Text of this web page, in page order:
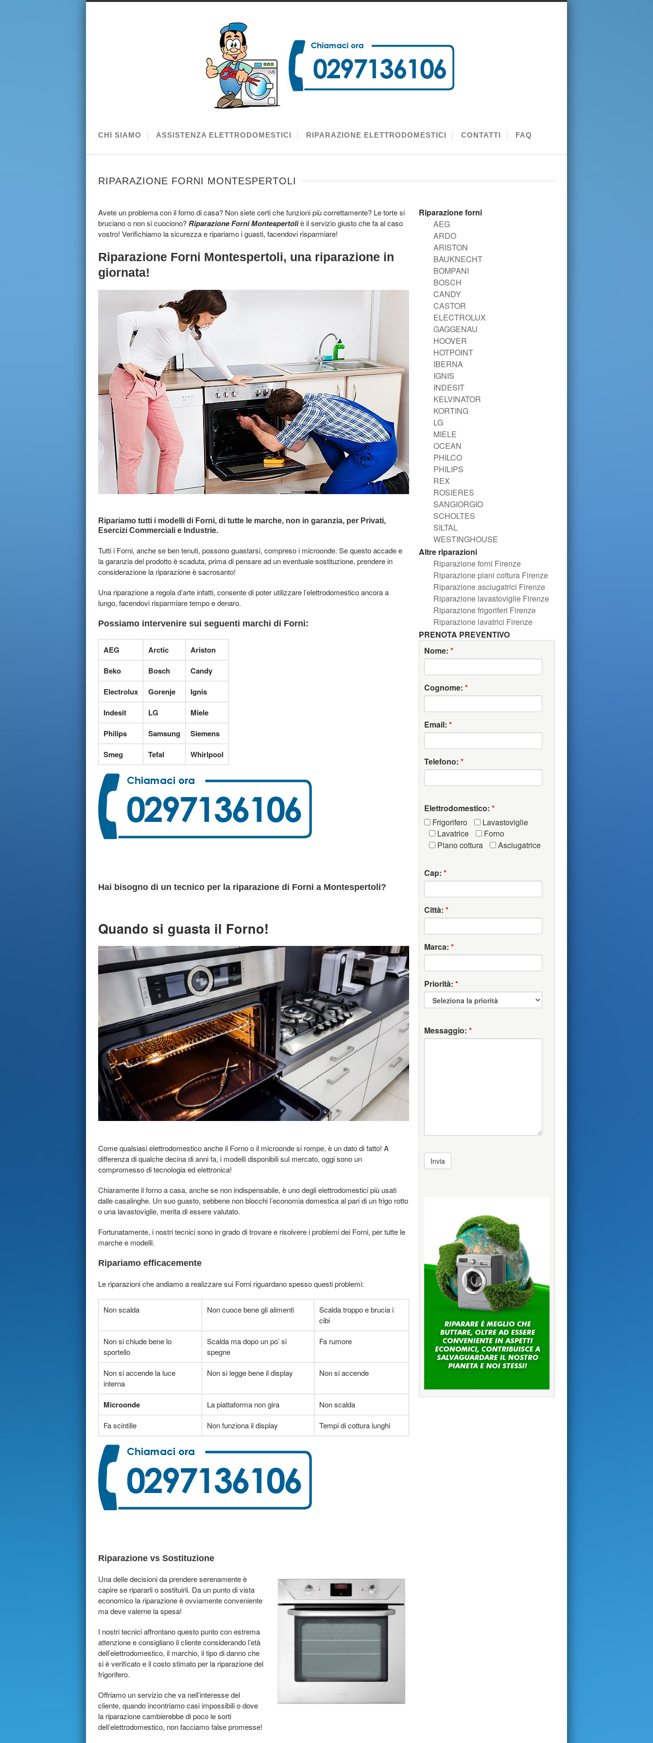
CHI SIAMO ASSISTENZA ELETTRODOMESTICI RIPARAZIONE ELETTRODOMESTICI CONTATTI FAQ
RIPARAZIONE FORNI MONTESPERTOLI
Avete un problema con il forno di casa? Non siete certi che funzioni più correttamente? Le torte si
bruciano o non si cuociono?Riparazione Forni Montespertoliè il servizio giusto che fa al caso
vostro! Verifichiamo la sicurezza e ripariamo i guasti, facendovi risparmiare!
Riparazione Forni Montespertoli, una riparazione in
giornata!
Ripariamo tutti i modelli di Forni, di tutte le marche, non in garanzia, per Privati,
Esercizi Commerciali e Industrie.
Tutti i Forni, anche se ben tenuti, possono guastarsi, compreso i microonde. Se questo accade e
la garanzia del prodotto è scaduta, prima di pensare ad un eventuale sostituzione, prendere in
considerazione la riparazione è sacrosanto!
Una riparazione a regola d’arte infatti, consente di poter utilizzare l’elettrodomestico ancora a
lungo, facendovi risparmiare tempo e denaro.
Possiamo intervenire sui seguenti marchi di Forni:
AEG Arctic
Ariston
Beko
Bosch
Candy
Electrolux
Gorenje
Ignis
Indesit
LG
Miele
Philips
Samsung
Siemens
Smeg
Tefal Whirlpool
Hai bisogno di un tecnico per la riparazione di Forni a Montespertoli?
Quando si guasta il Forno!
Come qualsiasi elettrodomestico anche il Forno o il microonde si rompe, è un dato di fatto! A
differenza di qualche decina di anni fa, i modelli disponibili sul mercato, oggi sono un
compromesso di tecnologia ed elettronica!
Chiaramente il forno a casa, anche se non indispensabile, è uno degli elettrodomestici più usati
dalle casalinghe. Un suo guasto, sebbene non blocchi l’economia domestica al pari di un frigo rotto
o una lavastoviglie, merita di essere valutato.
Fortunatamente, i nostri tecnici sono in grado di trovare e risolvere i problemi dei Forni, per tutte le
marche e modelli.
Ripariamo efficacemente
Le riparazioni che andiamo a realizzare sui Forni riguardano spesso questi problemi:
Non scalda Non cuoce bene gli alimenti
Scalda troppo e brucia i
cibi
Non si chiude bene lo
sportello
Scalda ma dopo un po’ si
spegne
Fa rumore
Non si accende la luce
interna
Non si legge bene il display Non si accende
Microonde La piattaforma non gira Non scalda
Fa scintille Non funziona il display Tempi di cottura lunghi
Riparazione vs Sostituzione
Una delle decisioni da prendere serenamente è
capire se ripararli o sostituirli. Da un punto di vista
economico la riparazione è ovviamente conveniente
ma deve valerne la spesa!
I nostri tecnici affrontano questo punto con estrema
attenzione e consigliano il cliente considerando l’età
dell’elettrodomestico, il marchio, il tipo di danno che
si è verificato e il costo stimato per la riparazione del
frigorifero.
Offriamo un servizio che va nell’interesse del
cliente, quando incontriamo casi impossibili o dove
la riparazione cambierebbe di poco le sorti
dell’elettrodomestico, non facciamo false promesse!
Riparazione forni
AEG
ARDO
ARISTON
BAUKNECHT
BOMPANI
BOSCH
CANDY
CASTOR
ELECTROLUX
GAGGENAU
HOOVER
HOTPOINT
IBERNA
IGNIS
INDESIT
KELVINATOR
KORTING
LG
MIELE
OCEAN
PHILCO
PHILIPS
REX
ROSIERES
SANGIORGIO
SCHOLTES
SILTAL
WESTINGHOUSE
Altre riparazioni
Riparazione forni Firenze
Riparazione piani cottura Firenze
Riparazione asciugatrici Firenze
Riparazione lavastoviglie Firenze
Riparazione frigoriferi Firenze
Riparazione lavatrici Firenze
PRENOTA PREVENTIVO
Nome: *
Cognome: *
Email: *
Telefono: *
Elettrodomestico: *
Frigorifero
Lavastoviglie
Lavatrice
Forno
Piano cottura
Asciugatrice
Cap: *
Città: *
Marca: *
Priorità: *
Messaggio: *